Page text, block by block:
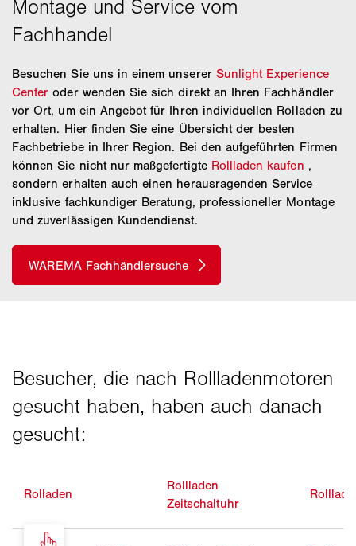
Besuchen Sie uns in einem unserer Sunlight Experience
Center oder wenden Sie sich direkt an Ihren Fachhändler
vor Ort, um ein Angebot für Ihren individuellen Rolladen zu
erhalten. Hier finden Sie eine Übersicht der besten
Fachbetriebe in Ihrer Region. Bei den aufgeführten Firmen
können Sie nicht nur maßgefertigte Rollladen kaufen ,
sondern erhalten auch einen herausragenden Service
inklusive fachkundiger Beratung, professioneller Montage
und zuverlässigen Kundendienst.
Rolladen
Rollladen
Zeitschaltuhr